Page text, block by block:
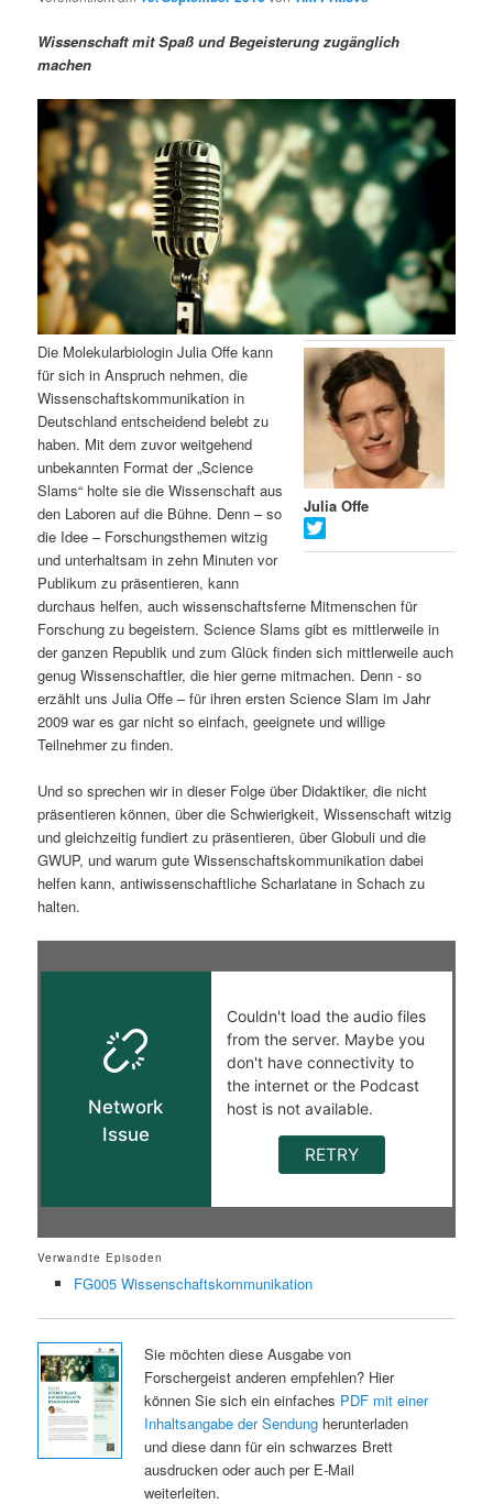
ä
r
e
I
n
h
a
l
t
s
p
r
i
n
g
e
n
n
d
ä
e
n
I
n
h
a
l
t
s
p
r
i
n
g
e
n
n
v
i
g
t
i
o
Wissenschaft mit Spaß und Begeisterung zugänglich
machen
Julia Offe
Die Molekularbiologin Julia Offe kann
für sich in Anspruch nehmen, die
Wissenschaftskommunikation in
Deutschland entscheidend belebt zu
haben. Mit dem zuvor weitgehend
unbekannten Format der „Science
Slams“ holte sie die Wissenschaft aus
den Laboren auf die Bühne. Denn – so
die Idee – Forschungsthemen witzig
und unterhaltsam in zehn Minuten vor
Publikum zu präsentieren, kann
durchaus helfen, auch wissenschaftsferne Mitmenschen für
Forschung zu begeistern. Science Slams gibt es mittlerweile in
der ganzen Republik und zum Glück finden sich mittlerweile auch
genug Wissenschaftler, die hier gerne mitmachen. Denn - so
erzählt uns Julia Offe – für ihren ersten Science Slam im Jahr
2009 war es gar nicht so einfach, geeignete und willige
Teilnehmer zu finden.
Und so sprechen wir in dieser Folge über Didaktiker, die nicht
präsentieren können, über die Schwierigkeit, Wissenschaft witzig
und gleichzeitig fundiert zu präsentieren, über Globuli und die
GWUP, und warum gute Wissenschaftskommunikation dabei
helfen kann, antiwissenschaftliche Scharlatane in Schach zu
halten.
Verwandte Episoden
FG005 Wissenschaftskommunikation
Sie möchten diese Ausgabe von
Forschergeist anderen empfehlen? Hier
können Sie sich ein einfaches PDF mit einer
Inhaltsangabe der Sendungherunterladen
und diese dann für ein schwarzes Brett
ausdrucken oder auch per E-Mail
weiterleiten.